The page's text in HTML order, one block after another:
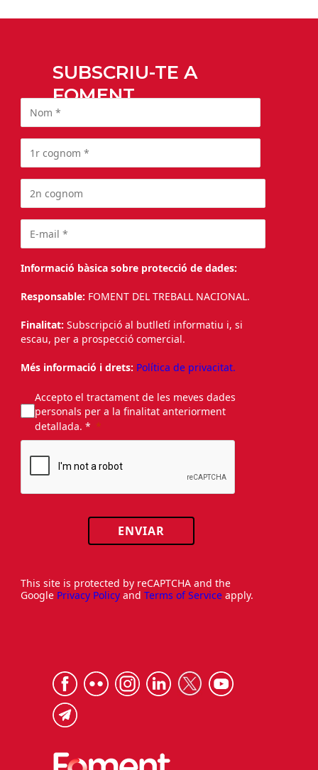
SUBSCRIU-TE A
FOMENT
Informació bàsica sobre protecció de dades:
Responsable: FOMENT DEL TREBALL NACIONAL.
Finalitat: Subscripció al butlletí informatiu i, si
escau, per a prospecció comercial.
Més informació i drets: Política de privacitat.
Accepto el tractament de les meves dades
personals per a la finalitat anteriorment
detallada. *
ENVIAR
This site is protected by reCAPTCHA and the
Google Privacy Policy and Terms of Service apply.